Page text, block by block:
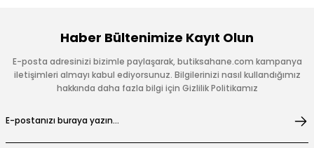
Haber Bültenimize Kayıt Olun
E-posta adresinizi bizimle paylaşarak, butiksahane.com kampanya
iletişimleri almayı kabul ediyorsunuz. Bilgilerinizi nasıl kullandığımız
hakkında daha fazla bilgi için Gizlilik Politikamız